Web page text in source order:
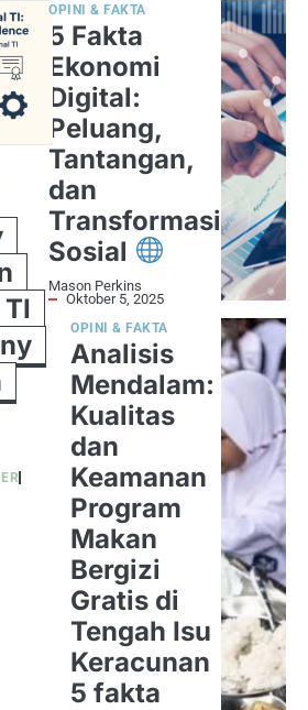
5 Fakta
Ekonomi
Digital:
Peluang,
Tantangan,
dan
Transformasi
Sosial
OPINI & FAKTA
Mason Perkins
Oktober 5, 2025
Analisis
Mendalam:
Kualitas
dan
Keamanan
Program
Makan
Bergizi
Gratis di
Tengah Isu
Keracunan
5 fakta
OPINI & FAKTA